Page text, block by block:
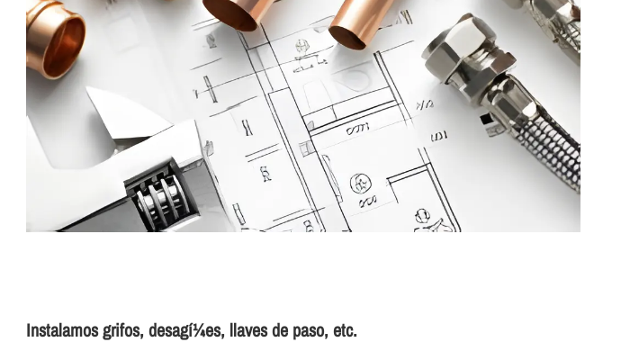
Instalamos grifos, desagí¼es, llaves de paso, etc.